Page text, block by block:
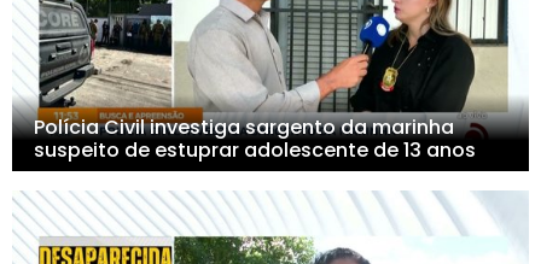
Polícia Civil investiga sargento da marinha
suspeito de estuprar adolescente de 13 anos